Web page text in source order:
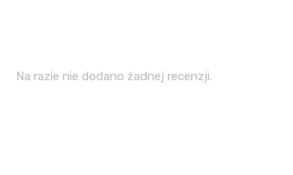
Na razie nie dodano żadnej recenzji.